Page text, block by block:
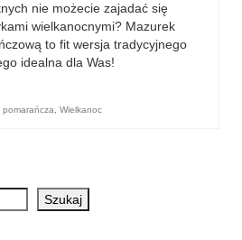
nie możecie zajadać się
wielkanocnymi? Mazurek
to fit wersja tradycyjnego
idealna dla Was!
pomarańcza Wielkanoc
Szukaj